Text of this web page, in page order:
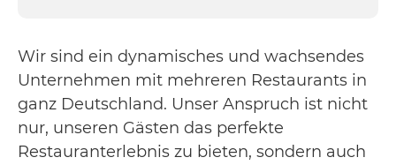
Wir sind ein dynamisches und wachsendes
Unternehmen mit mehreren Restaurants in
ganz Deutschland. Unser Anspruch ist nicht
nur, unseren Gästen das perfekte
Restauranterlebnis zu bieten, sondern auch